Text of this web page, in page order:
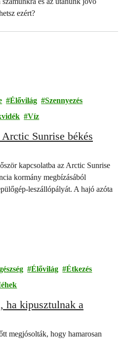
ezért?
Élővilág
Szennyezés
Víz
Sunrise békés
kapcsolatba az Arctic Sunrise
kormány megbízásából
leszállópályát. A hajó azóta
Élővilág
Étkezés
ha kipusztulnak a
megjósolták, hogy hamarosan